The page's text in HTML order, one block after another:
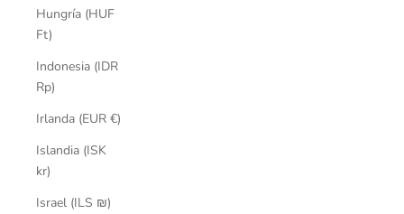
Hungría (HUF
Ft)
Indonesia (IDR
Rp)
Irlanda (EUR €)
Islandia (ISK
kr)
Israel (ILS ₪)